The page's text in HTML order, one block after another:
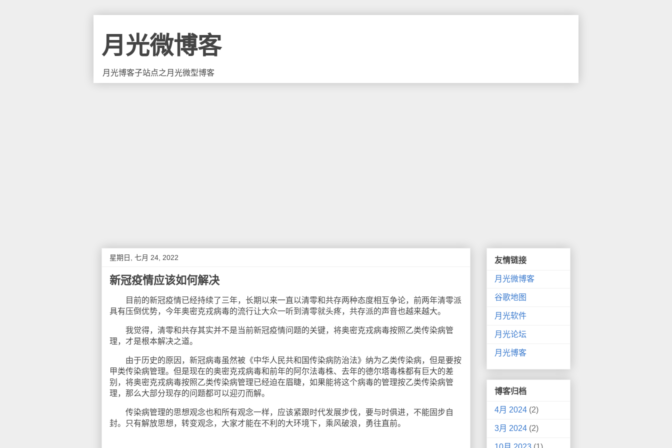
月光微博客
月光博客子站点之月光微型博客
星期日, 七月 24, 2022
新冠疫情应该如何解决
目前的新冠疫情已经持续了三年，长期以来一直以清零和共存两种态度相互争论，前两年清零派
具有压倒优势，今年奥密克戎病毒的流行让大众一听到清零就头疼，共存派的声音也越来越大。
我觉得，清零和共存其实并不是当前新冠疫情问题的关键，将奥密克戎病毒按照乙类传染病管
理，才是根本解决之道。
由于历史的原因，新冠病毒虽然被《中华人民共和国传染病防治法》纳为乙类传染病，但是要按
甲类传染病管理。但是现在的奥密克戎病毒和前年的阿尔法毒株、去年的德尔塔毒株都有巨大的差
别，将奥密克戎病毒按照乙类传染病管理已经迫在眉睫，如果能将这个病毒的管理按乙类传染病管
理，那么大部分现存的问题都可以迎刃而解。
传染病管理的思想观念也和所有观念一样，应该紧跟时代发展步伐，要与时俱进，不能固步自
封。只有解放思想，转变观念，大家才能在不利的大环境下，乘风破浪，勇往直前。
友情链接
月光微博客
谷歌地图
月光软件
月光论坛
月光博客
博客归档
4月 2024 (2)
3月 2024 (2)